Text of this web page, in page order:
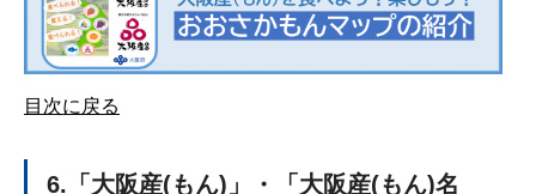
目次に戻る
6.「大阪産(もん)」・「大阪産(もん)名